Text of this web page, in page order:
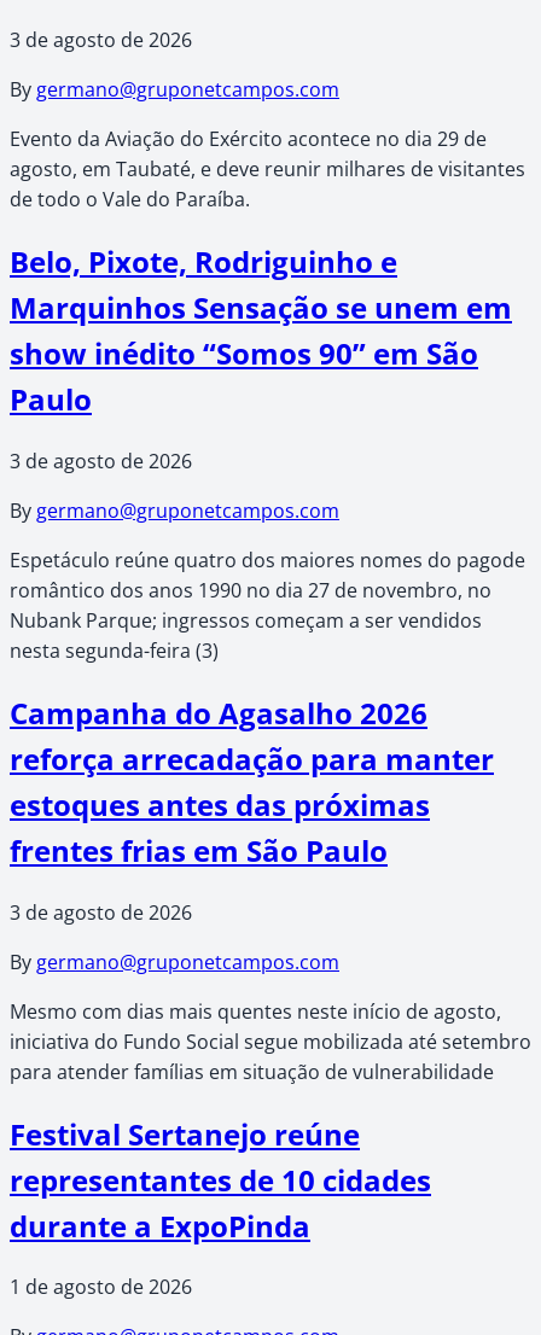
3 de agosto de 2026
By germano@gruponetcampos.com
Evento da Aviação do Exército acontece no dia 29 de
agosto, em Taubaté, e deve reunir milhares de visitantes
de todo o Vale do Paraíba.
Belo, Pixote, Rodriguinho e
Marquinhos Sensação se unem em
show inédito “Somos 90” em São
Paulo
3 de agosto de 2026
By germano@gruponetcampos.com
Espetáculo reúne quatro dos maiores nomes do pagode
romântico dos anos 1990 no dia 27 de novembro, no
Nubank Parque; ingressos começam a ser vendidos
nesta segunda-feira (3)
Campanha do Agasalho 2026
reforça arrecadação para manter
estoques antes das próximas
frentes frias em São Paulo
3 de agosto de 2026
By germano@gruponetcampos.com
Mesmo com dias mais quentes neste início de agosto,
iniciativa do Fundo Social segue mobilizada até setembro
para atender famílias em situação de vulnerabilidade
Festival Sertanejo reúne
representantes de 10 cidades
durante a ExpoPinda
1 de agosto de 2026